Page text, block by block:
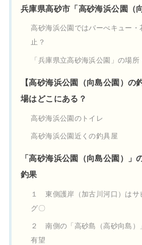
兵庫県高砂市「高砂海浜公園（
高砂海浜公園ではバーべキュー・
止？
「兵庫県立高砂海浜公園」の場
【高砂海浜公園（向島公園）の
場はどこにある？
高砂海浜公園のトイレ
高砂海浜公園近くの釣具屋
「高砂海浜公園（向島公園）」
釣果
１ 東側護岸（加古川河口）はサ
グ〇
２ 南側の「高砂島（高砂向島）
有望